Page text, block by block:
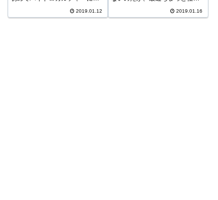
記録用としてこの記事を書いて
2019.01.12
何も理解していない親からの理
2019.01.16